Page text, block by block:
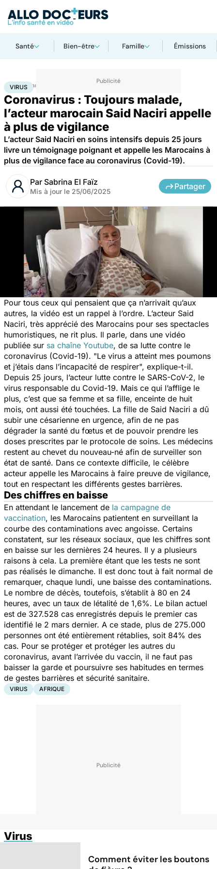
Santé Bien-être Famille Émissions
Accueil Santé Maladies infectieuses
VIRUS
Coronavirus : Toujours malade,
l’acteur marocain Said Naciri appelle
à plus de vigilance
L’acteur Said Naciri en soins intensifs depuis 25 jours
livre un témoignage poignant et appelle les Marocains à
plus de vigilance face au coronavirus (Covid-19).
Par Sabrina El Faïz
Mis à jour le 25/06/2025
Partager
Pour tous ceux qui pensaient que ça n’arrivait qu’aux
autres, la vidéo est un rappel à l’ordre. L’acteur Said
Naciri, très apprécié des Marocains pour ses spectacles
humoristiques, ne rit plus. Il parle, dans une vidéo
publiée sur sa chaîne Youtube, de sa lutte contre le
coronavirus (Covid-19). "Le virus a atteint mes poumons
et j’étais dans l’incapacité de respirer", explique-t-il.
Depuis 25 jours, l’acteur lutte contre le SARS-CoV-2, le
virus responsable du Covid-19. Mais ce qui l’afflige le
plus, c’est que sa femme et sa fille, enceinte de huit
mois, ont aussi été touchées. La fille de Said Naciri a dû
subir une césarienne en urgence, afin de ne pas
dégrader la santé du fœtus et de pouvoir prendre les
doses prescrites par le protocole de soins. Les médecins
restent au chevet du nouveau-né afin de surveiller son
état de santé. Dans ce contexte difficile, le célèbre
acteur appelle les Marocains à faire preuve de vigilance,
tout en respectant les différents gestes barrières.
Des chiffres en baisse
En attendant le lancement de la campagne de
vaccination, les Marocains patientent en surveillant la
courbe des contaminations avec angoisse. Certains
constatent, sur les réseaux sociaux, que les chiffres sont
en baisse sur les dernières 24 heures. Il y a plusieurs
raisons à cela. La première étant que les tests ne sont
pas réalisés le dimanche. Il est donc tout à fait normal de
remarquer, chaque lundi, une baisse des contaminations.
Le nombre de décès, toutefois, s’établit à 80 en 24
heures, avec un taux de létalité de 1,6%. Le bilan actuel
est de 327.528 cas enregistrés depuis le premier cas
identifié le 2 mars dernier. A ce stade, plus de 275.000
personnes ont été entièrement rétablies, soit 84% des
cas. Pour se protéger et protéger les autres du
coronavirus, avant l’arrivée du vaccin, il ne faut pas
baisser la garde et poursuivre ses habitudes en termes
de gestes barrières et sécurité sanitaire.
VIRUS AFRIQUE
Virus
Comment éviter les boutons